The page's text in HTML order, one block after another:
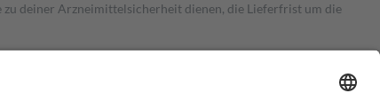
deiner Arzneimittelsicherheit dienen, die Lieferfrist um die